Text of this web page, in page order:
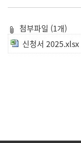
첨부파일 (1개)
신청서 2025.xlsx